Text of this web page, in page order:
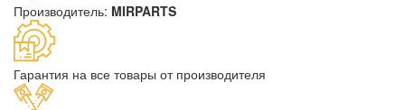
Производитель: MIRPARTS
Гарантия на все товары от производителя